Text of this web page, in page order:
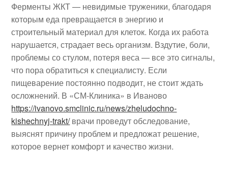
Ферменты ЖКТ — невидимые труженики, благодаря
которым еда превращается в энергию и
строительный материал для клеток. Когда их работа
нарушается, страдает весь организм. Вздутие, боли,
проблемы со стулом, потеря веса — все это сигналы,
что пора обратиться к специалисту. Если
пищеварение постоянно подводит, не стоит ждать
осложнений. В «СМ-Клиника» в Иваново
https://ivanovo.smclinic.ru/news/zheludochno-
kishechnyj-trakt/врачи проведут обследование,
выяснят причину проблем и предложат решение,
которое вернет комфорт и качество жизни.